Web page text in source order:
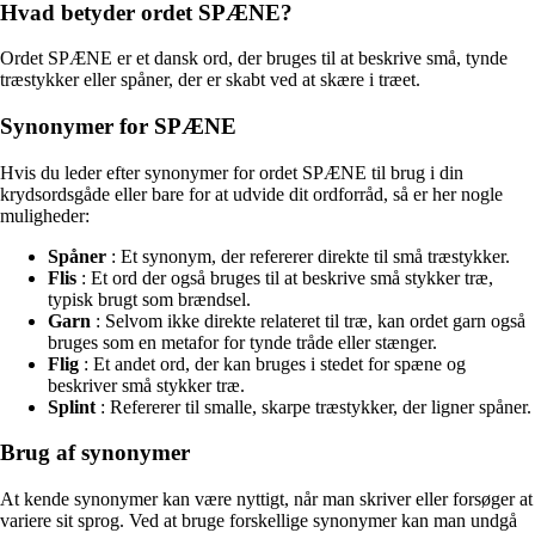
Hvad betyder ordet SPÆNE?
Ordet SPÆNE er et dansk ord, der bruges til at beskrive små, tynde
træstykker eller spåner, der er skabt ved at skære i træet.
Synonymer for SPÆNE
Hvis du leder efter synonymer for ordet SPÆNE til brug i din
krydsordsgåde eller bare for at udvide dit ordforråd, så er her nogle
muligheder:
Spåner : Et synonym, der refererer direkte til små træstykker.
Flis : Et ord der også bruges til at beskrive små stykker træ,
typisk brugt som brændsel.
Garn : Selvom ikke direkte relateret til træ, kan ordet garn også
bruges som en metafor for tynde tråde eller stænger.
Flig : Et andet ord, der kan bruges i stedet for spæne og
beskriver små stykker træ.
Splint : Refererer til smalle, skarpe træstykker, der ligner spåner.
Brug af synonymer
At kende synonymer kan være nyttigt, når man skriver eller forsøger at
variere sit sprog. Ved at bruge forskellige synonymer kan man undgå